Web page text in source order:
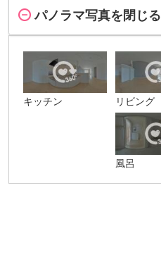
パノラマ写真を閉じる
キッチン リビング
風呂